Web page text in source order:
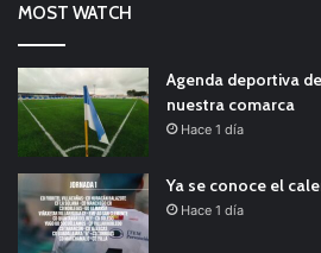
MOST WATCH
Agenda deportiva
nuestra comarca
Hace 1 día
Ya se conoce el
Hace 1 día